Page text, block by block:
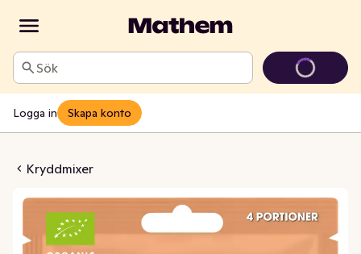
Sök
Logga in Skapa konto
Kryddmixer
med Havssalt EKO